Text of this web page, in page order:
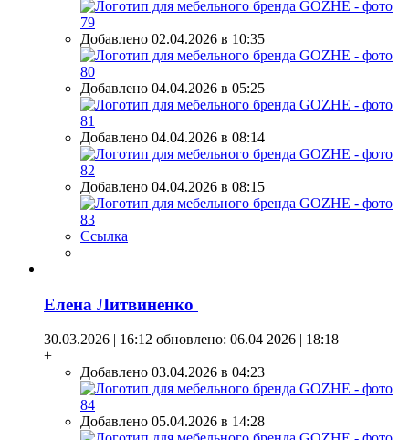
Добавлено 02.04.2026 в 10:35
Добавлено 04.04.2026 в 05:25
Добавлено 04.04.2026 в 08:14
Добавлено 04.04.2026 в 08:15
Ссылка
Елена Литвиненко
30.03.2026 | 16:12 обновлено: 06.04 2026 | 18:18
+
Добавлено 03.04.2026 в 04:23
Добавлено 05.04.2026 в 14:28